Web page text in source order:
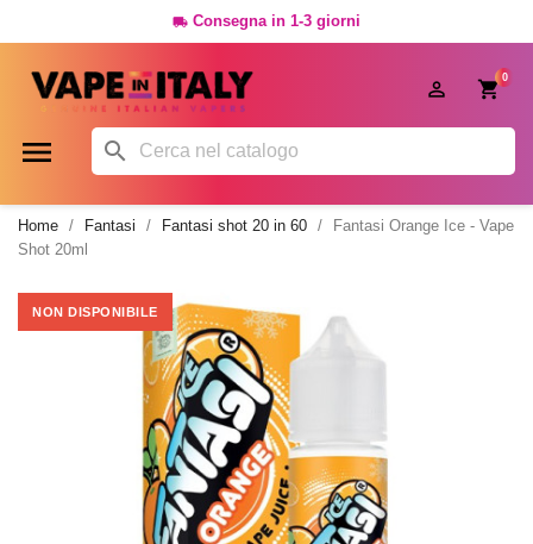
 Consegna in 1-3 giorni
0

 
Home Fantasi Fantasi shot 20 in 60
Fantasi Orange Ice - Vape
Shot 20ml
NON DISPONIBILE